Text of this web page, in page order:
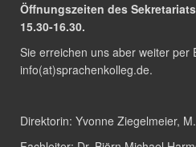
Öffnungszeiten des
15.30-16.30.
Sie erreichen uns aber weiter per
info(at)sprachenkolleg.de.
Direktorin: Yvonne Ziegelmeier,